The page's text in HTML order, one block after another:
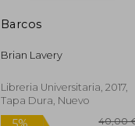
Barcos
Brian Lavery
Libreria Universitaria, 2017,
Tapa Dura, Nuevo